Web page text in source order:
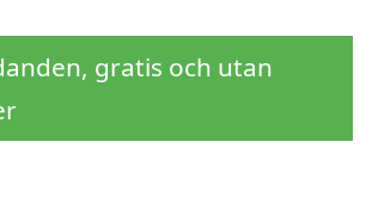
gratis och utan